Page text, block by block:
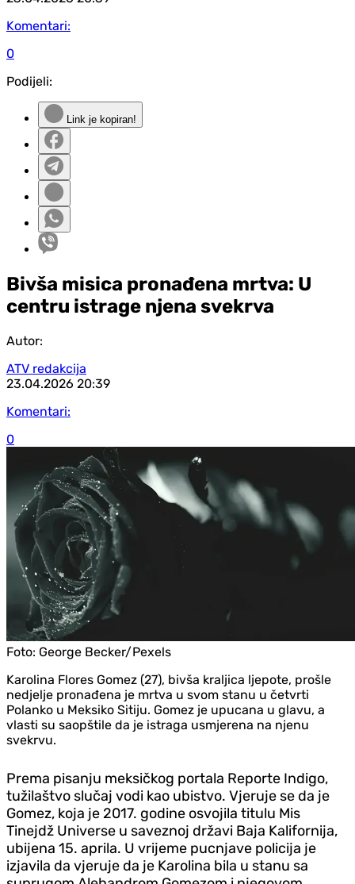
Komentari:
0
Podijeli:
Link je kopiran!
Bivša misica pronađena mrtva: U
centru istrage njena svekrva
Autor:
ATV redakcija
23.04.2026 20:39
Komentari:
0
Foto: George Becker/Pexels
Karolina Flores Gomez (27), bivša kraljica ljepote, prošle
nedjelje pronađena je mrtva u svom stanu u četvrti
Polanko u Meksiko Sitiju. Gomez je upucana u glavu, a
vlasti su saopštile da je istraga usmjerena na njenu
svekrvu.
Prema pisanju meksičkog portala Reporte Indigo,
tužilaštvo slučaj vodi kao ubistvo. Vjeruje se da je
Gomez, koja je 2017. godine osvojila titulu Mis
Tinejdž Universe u saveznoj državi Baja Kalifornija,
ubijena 15. aprila. U vrijeme pucnjave policija je
izjavila da vjeruje da je Karolina bila u stanu sa